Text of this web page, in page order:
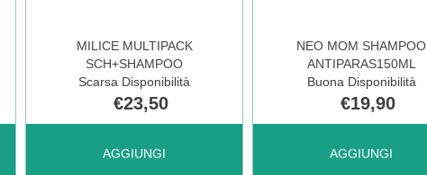
CARRELLO
MILICE MULTIPACK
SCH+SHAMPOO
Scarsa Disponibilità
€23,50
AGGIUNGI
AGGIUNGI MILICE
NEO MOM SHAMPOO
ANTIPARAS150ML
Buona Disponibilità
€19,90
AGGIUNGI
AGGIUNGI NEO